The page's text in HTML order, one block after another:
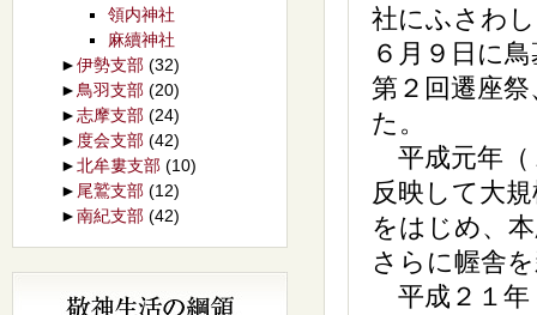
社にふさわ
６月９日に
第２回遷座
た。
平成元年（
反映して大
をはじめ、
さらに幄舎
平成２１年
領内神社
麻續神社
►伊勢支部 (32)
► 鳥羽支部 (20)
►志摩支部 (24)
► 度会支部 (42)
►北牟婁支部 (10)
► 尾鷲支部 (12)
►南紀支部 (42)